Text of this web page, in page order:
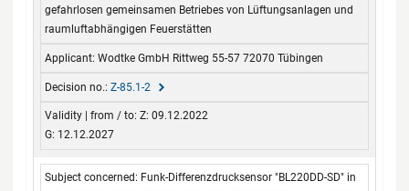
gefahrlosen gemeinsamen Betriebes von Lüftungsanlagen und
raumluftabhängigen Feuerstätten
Wodtke GmbH Rittweg 55-57 72070 Tübingen
Z-85.1-2
Z: 09.12.2022
G: 12.12.2027
Funk-Differenzdrucksensor "BL220DD-SD" in